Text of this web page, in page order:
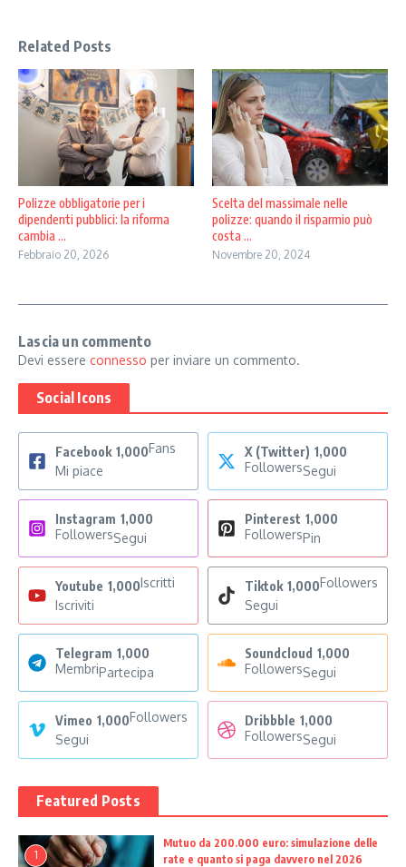
Related Posts
Polizze obbligatorie per i
dipendenti pubblici: la riforma
cambia ...
Febbraio 20, 2026
Scelta del massimale nelle
polizze: quando il risparmio può
costa ...
Novembre 20, 2024
Lascia un commento
Devi essere connesso per inviare un commento.
Social Icons
Facebook 1,000Fans
Mi piace
X (Twitter) 1,000
FollowersSegui
Instagram 1,000
FollowersSegui
Pinterest 1,000
FollowersPin
Youtube 1,000Iscritti
Iscriviti
Tiktok 1,000Followers
Segui
Telegram 1,000
MembriPartecipa
Soundcloud 1,000
FollowersSegui
Vimeo 1,000Followers
Segui
Dribbble 1,000
FollowersSegui
Featured Posts
1
Mutuo da 200.000 euro: simulazione delle
rate e quanto si paga davvero nel 2026